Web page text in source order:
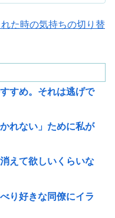
た時の気持ちの切り替
すめ。それは逃げで
れない」ために私が
えて欲しいくらいな
り好きな同僚にイラ